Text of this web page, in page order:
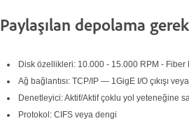
Paylaşılan depolama
Disk özellikleri: 10.000 - 15.000 RPM -
Ağ bağlantısı: TCP/IP — 1GigE I/O çıkışı
Denetleyici: Aktif/Aktif çoklu yol yeteneğine
Protokol: CIFS veya dengi